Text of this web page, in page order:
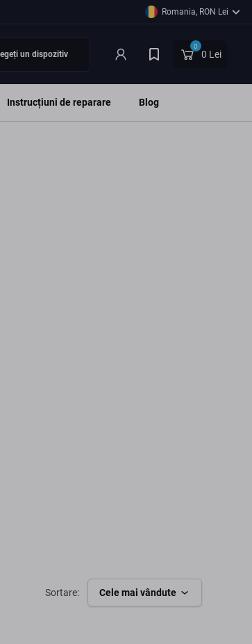
Romania, RON Lei
un dispozitiv
0
0 Lei
Instrucțiuni de reparare Blog
Sortare: Cele mai vândute